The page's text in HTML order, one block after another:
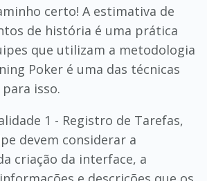
certo! A estimativa de
de história é uma prática
que utilizam a metodologia
Poker é uma das técnicas
isso.
1 - Registro de Tarefas,
devem considerar a
criação da interface, a